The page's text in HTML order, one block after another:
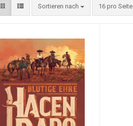
Sortieren nach 16 pro Seite